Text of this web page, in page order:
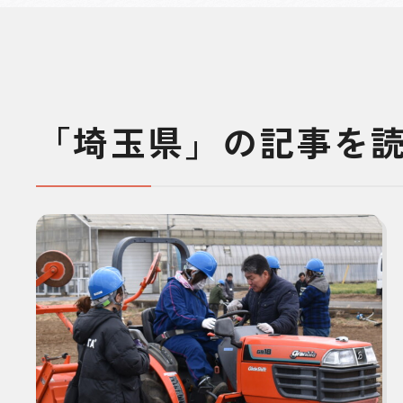
「埼玉県」の記事を